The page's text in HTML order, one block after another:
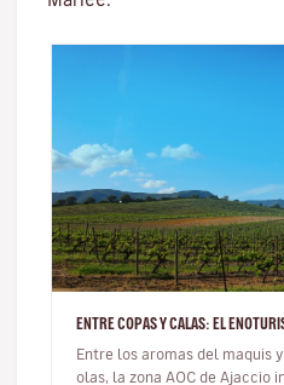
ENTRE COPAS Y CALAS: EL
Entre los aromas del maquis
olas, la zona AOC de Ajaccio